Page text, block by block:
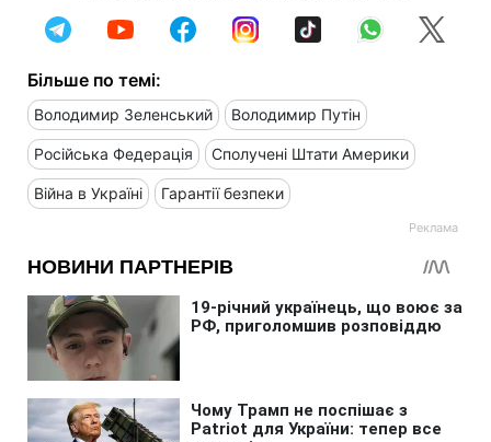
Більше по темі:
Володимир Зеленський Володимир Путін
Російська Федерація Сполучені Штати Америки
Війна в Україні Гарантії безпеки